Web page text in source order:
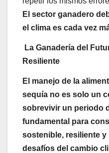
El sector ganadero
el clima es cada vez
La Ganadería del
Resiliente
El manejo de la
sequía no es solo un
sobrevivir un periodo
fundamental para
sostenible, resiliente
desafíos del cambio